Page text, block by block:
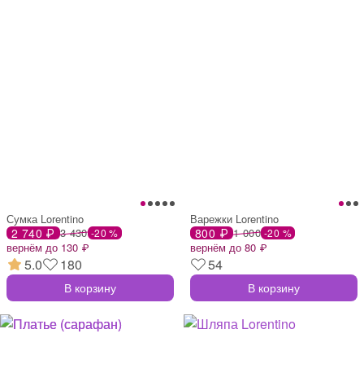
Сумка Lorentino
2 740 ₽ 3 430 -20 %
вернём до 130 ₽
5.0 180
В корзину
Варежки Lorentino
800 ₽ 1 000 -20 %
вернём до 80 ₽
54
В корзину